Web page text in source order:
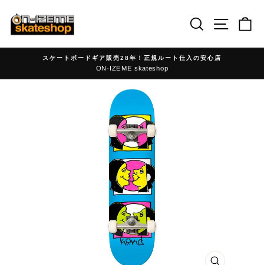
content
Search Site
ス
シ
ョ
ー
を
一
時
停
止
す
る
スケートボードギア販売28年！正規ルート仕入の安心店
ON-IZEME skateshop